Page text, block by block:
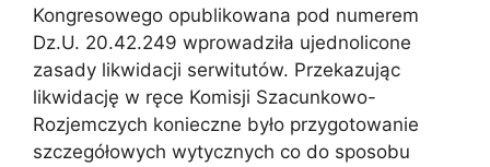
Kongresowego opublikowana pod numerem
Dz.U. 20.42.249 wprowadziła ujednolicone
zasady likwidacji serwitutów. Przekazując
likwidację w ręce Komisji Szacunkowo-
Rozjemczych konieczne było przygotowanie
szczegółowych wytycznych co do sposobu